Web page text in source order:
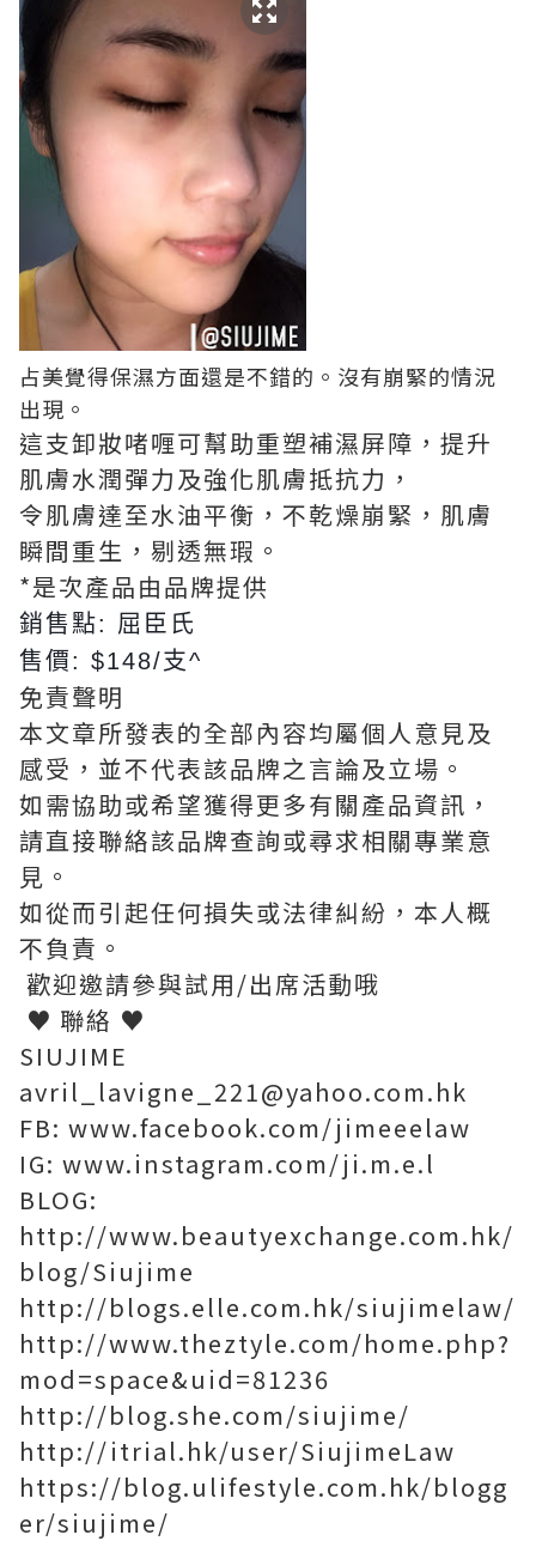
占美覺得保濕方面還是不錯的。沒有崩緊的情況
出現。
這支卸妝啫喱可幫助重塑補濕屏障，提升
肌膚水潤彈力及強化肌膚抵抗力，
令肌膚達至水油平衡，不乾燥崩緊，肌膚
瞬間重生，剔透無瑕。
*是次產品由品牌提供
銷售點: 屈臣氏
售價: $148/支^
免責聲明
本文章所發表的全部內容均屬個人意見及
感受，並不代表該品牌之言論及立場。
如需協助或希望獲得更多有關產品資訊，
請直接聯絡該品牌查詢或尋求相關專業意
見。
如從而引起任何損失或法律糾紛，本人概
不負責。
歡迎邀請參與試用/出席活動哦
♥ 聯絡 ♥
SIUJIME
avril_lavigne_221@yahoo.com.hk
FB: www.facebook.com/jimeeelaw
IG: www.instagram.com/ji.m.e.l
BLOG:
http://www.beautyexchange.com.hk/
blog/Siujime
http://blogs.elle.com.hk/siujimelaw/
http://www.theztyle.com/home.php?
mod=space&uid=81236
http://blog.she.com/siujime/
http://itrial.hk/user/SiujimeLaw
https://blog.ulifestyle.com.hk/blogg
er/siujime/